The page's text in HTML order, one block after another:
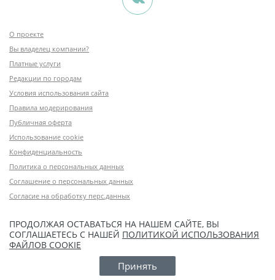
О проекте
Вы владелец компании?
Платные услуги
Редакции по городам
Условия использования сайта
Правила модерирования
Публичная оферта
Использование cookie
Конфиденциальность
Политика о персональных данных
Соглашение о персональных данных
Согласие на обработку перс.данных
ПРОДОЛЖАЯ ОСТАВАТЬСЯ НА НАШЕМ САЙТЕ, ВЫ
СОГЛАШАЕТЕСЬ С НАШЕЙ ПОЛИТИКОЙ ИСПОЛЬЗОВАНИЯ
ФАЙЛОВ COOKIE
Принять